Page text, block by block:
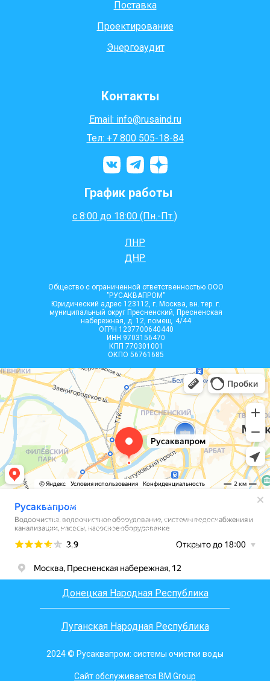
Проектирование
Контакты
Email: info@rusaind.ru
Тел: +7 800 505-18-84
Общество с ограниченной ответственностью ООО
"РУСАКВАПРОМ"
Юридический адрес 123112, г. Москва, вн. тер. г.
муниципальный округ Пресненский, Пресненская
набережная, д. 12, помещ. 4/44
ОГРН 1237700640440
ИНН 9703156470
КПП 770301001
ОКПО 56761685
Энергоаудит
Вся информация, размещенная на сайте, носит
информационный характер и не является
публичной офертой, определяемой положениями
Статьи 437 (2) ГК РФ. Все материалы на сайте
являются интеллектуальной собственностью 000
«РУСАКВАПРОМ», согласно ст.1225, ст.1228,
Поставка
ДНР
ЛНР
с 8:00 до 18:00 (Пн.-Пт.)
График работы
Донецкая Народная Республика
Луганская Народная Республика
Сайт обслуживается BM Group
2024 © Русаквапром: системы очистки воды